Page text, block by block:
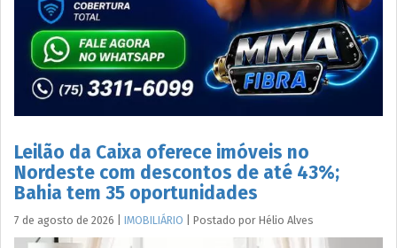
Leilão da Caixa oferece imóveis no
Nordeste com descontos de até 43%;
Bahia tem 35 oportunidades
7 de agosto de 2026 IMOBILIÁRIO Postado por Hélio Alves